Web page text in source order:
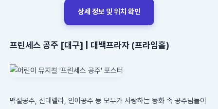
상세 정보 및 위치 확인
프린세스 공주 [대구] | 대백프라자 (프라임홀)
백설공주, 신데렐라, 인어공주 등 모두가 사랑하는 동화 속 공주님들이